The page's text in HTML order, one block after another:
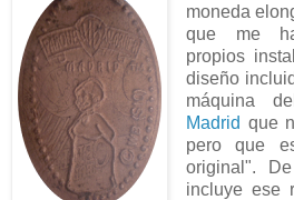
moneda
que me
propios
diseño
máquina
Madrid que
pero que
original".
incluye ese